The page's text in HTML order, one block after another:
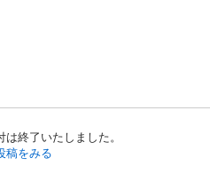
終了いたしました。
稿をみる